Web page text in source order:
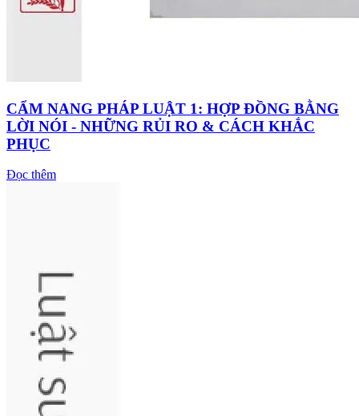
CẨM NANG PHÁP LUẬT 1: HỢP ĐỒNG BẰNG
LỜI NÓI - NHỮNG RỦI RO & CÁCH KHẮC
PHỤC
Đọc thêm